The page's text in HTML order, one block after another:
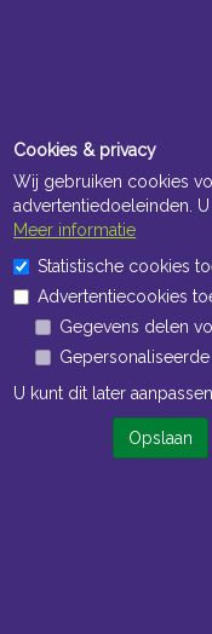
Openingstijden
ma t/m vr 7:00 uur tot 16:30
Cookies & privacy
Wij gebruiken cookies
advertentiedoeleinden.
Meer informatie
Statistische cookies
Advertentiecookies
Gegevens delen
U kunt dit later
Opslaan